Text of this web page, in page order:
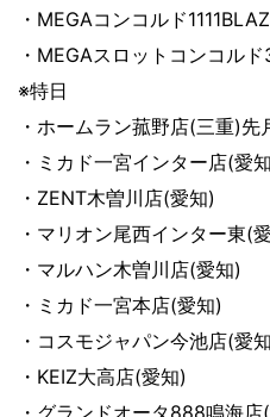
・MEGAコンコルド
・MEGAスロットコンコル
※特日
・ホームラン菰野店(三重)先
・ミカド一宮インター店(愛
・ZENT木曽川店(愛知)
・マリオン尾西インター東(
・マルハン木曽川店(愛知)
・ミカド一宮本店(愛知)
・コスモジャパン今池店(愛
・KEIZ大高店(愛知)
・グランドオータ888鳴海店